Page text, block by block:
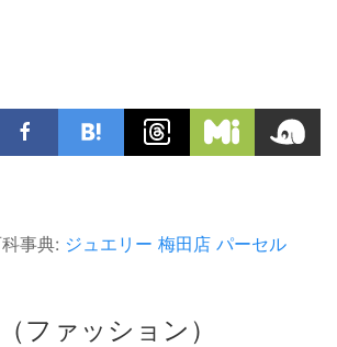
事典: ジュエリー 梅田店 パーセル
ファッション）